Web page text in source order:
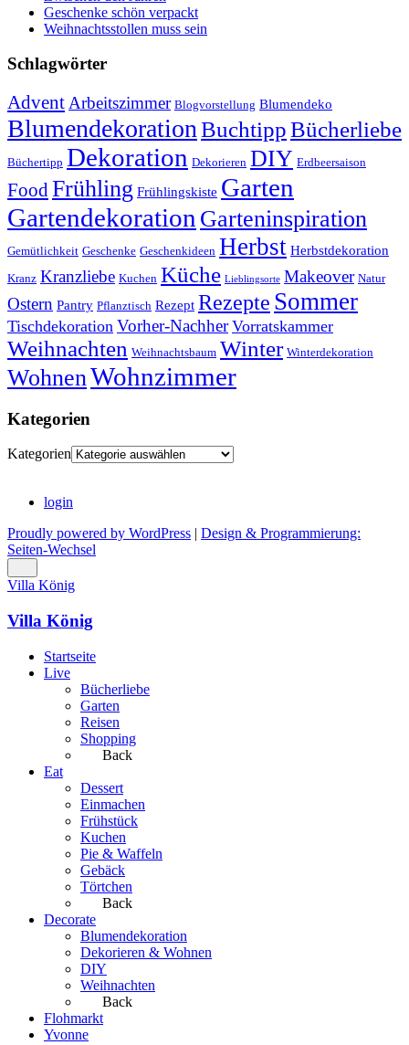
Geschenke schön verpackt
Weihnachtsstollen muss sein
Schlagwörter
Advent Arbeitszimmer Blogvorstellung Blumendeko
Blumendekoration BuchtippBücherliebe
Büchertipp Dekoration Dekorieren DIY Erdbeersaison
FoodFrühling Frühlingskiste Garten
Gartendekoration Garteninspiration
Gemütlichkeit Geschenke Geschenkideen Herbst Herbstdekoration
Kranz Kranzliebe Kuchen Küche Lieblingsorte Makeover Natur
Ostern Pantry Pflanztisch Rezept Rezepte Sommer
Tischdekoration Vorher-Nachher Vorratskammer
Weihnachten Weihnachtsbaum Winter Winterdekoration
WohnenWohnzimmer
Kategorien
Kategorien
login
Proudly powered by WordPress
Design & Programmierung:
Seiten-Wechsel
Villa König
Villa König
Startseite
Live
Bücherliebe
Garten
Reisen
Shopping
Back
Eat
Dessert
Einmachen
Frühstück
Kuchen
Pie & Waffeln
Gebäck
Törtchen
Back
Decorate
Blumendekoration
Dekorieren & Wohnen
DIY
Weihnachten
Back
Flohmarkt
Yvonne